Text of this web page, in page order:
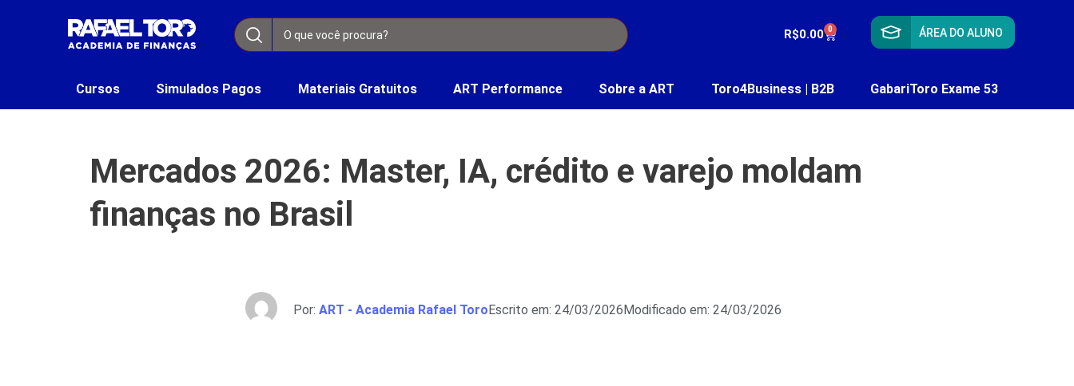
R$0.00 0 ÁREA DO ALUNO
Cursos Simulados Pagos Materiais Gratuitos ART Performance Sobre a ART Toro4Business | B2B GabariToro Exame 53
Mercados 2026: Master, IA, crédito e varejo moldam
finanças no Brasil
Por: ART - Academia Rafael ToroEscrito em: 24/03/2026Modificado em: 24/03/2026